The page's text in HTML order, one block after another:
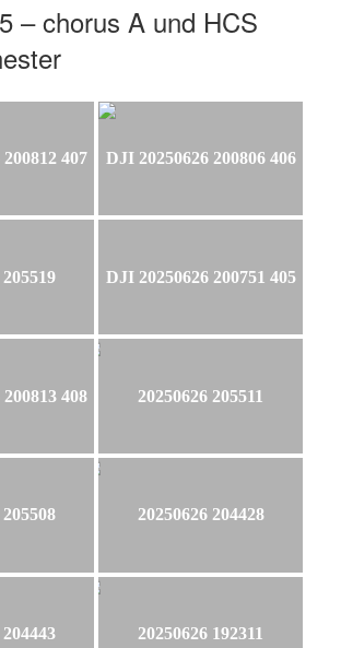
– chorus A und HCS
407 DJI 20250626 200806 406
DJI 20250626 200751 405
408 20250626 205511
20250626 204428
20250626 192311